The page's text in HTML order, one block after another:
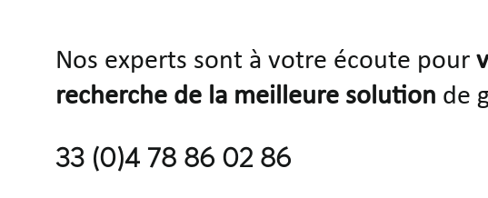
Nos experts sont à votre écoute pour
recherche de la meilleure solution de
33 (0)4 78 86 02 86